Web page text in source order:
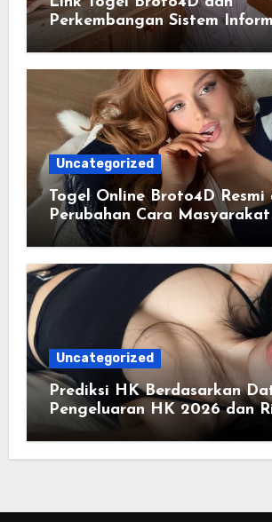
Perkembangan Sistem
Digital Masa Kini
Uncategorized
Togel Online Broto4D Resmi
Perubahan Cara Masyarakat
Mengakses Informasi
Uncategorized
Prediksi HK Berdasarkan
Pengeluaran HK 2026 dan
HK Pools